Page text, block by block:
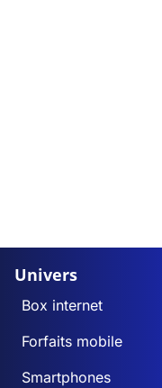
Univers
Box internet
Forfaits mobile
Smartphones